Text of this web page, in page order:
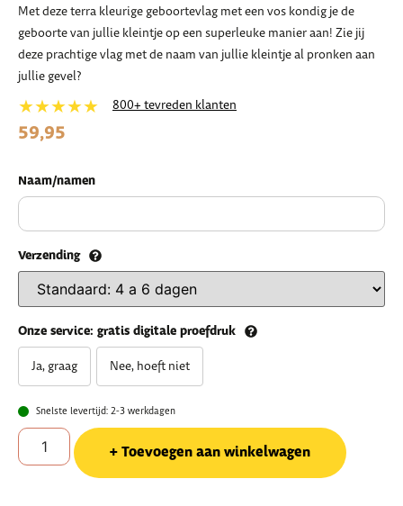
Met deze terra kleurige geboortevlag met een vos kondig je de
geboorte van jullie kleintje op een superleuke manier aan! Zie jij
deze prachtige vlag met de naam van jullie kleintje al pronken aan
jullie gevel?
★★★★★ 800+ tevreden klanten
59,95
Naam/namen
Verzending
Onze service: gratis digitale proefdruk
Ja, graag Nee, hoeft niet
Snelste levertijd: 2-3 werkdagen
Toevoegen aan winkelwagen